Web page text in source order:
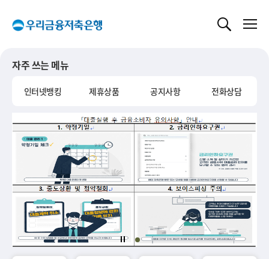
자주 쓰는 메뉴
인터넷뱅킹 제휴상품 공지사항 전화상담